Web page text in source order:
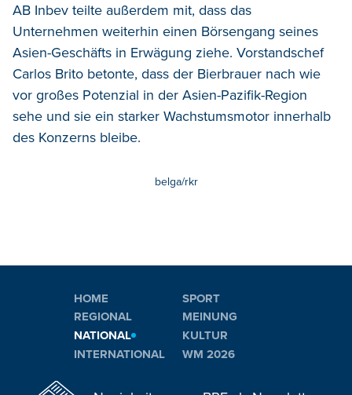
AB Inbev teilte außerdem mit, dass das
Unternehmen weiterhin einen Börsengang seines
Asien-Geschäfts in Erwägung ziehe. Vorstandschef
Carlos Brito betonte, dass der Bierbrauer nach wie
vor großes Potenzial in der Asien-Pazifik-Region
sehe und sie ein starker Wachstumsmotor innerhalb
des Konzerns bleibe.
belga/rkr
HOME
REGIONAL
NATIONAL
INTERNATIONAL
SPORT
MEINUNG
KULTUR
WM 2026